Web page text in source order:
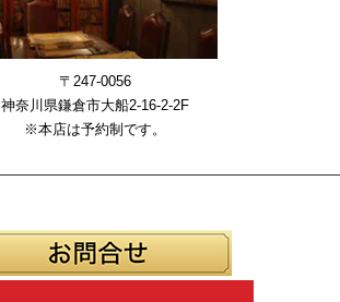
〒247-0056
神奈川県鎌倉市大船2-16-2-2F
※本店は予約制です。